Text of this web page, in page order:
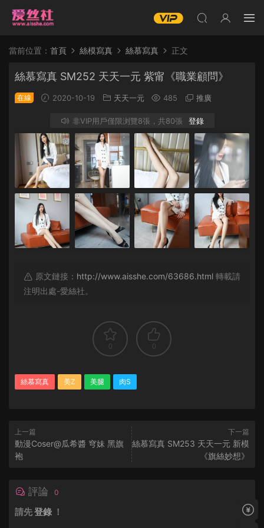
當前位置： 首頁 絲模寫真 絲慕寫真 正文
絲慕寫真 SM252 天天一元 紫甯《職業顧問》
在線 2020-10-19 天天一元 485 推廣
非VIP用戶僅限浏覽8張，共80張 登錄
原文鏈接： http://www.aisshe.com/63686.html 轉載請
注明出處-愛絲社。
0 0
絲慕寫真 美Z 美腿 肉S
上一篇
動漫Coser@瓜希醬 穹妹 黑旗
袍
下一篇
絲慕寫真 SM253 天天一元 新模
《旗絲妙想》
評論 0
請先登錄 ！